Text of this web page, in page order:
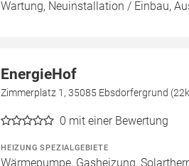
Wartung, Neuinstallation / Einbau,
EnergieHof
Zimmerplatz 1, 35085 Ebsdorfergrund
0 mit einer Bewertung
HEIZUNG SPEZIALGEBIETE
Wärmepumpe, Gasheizung,